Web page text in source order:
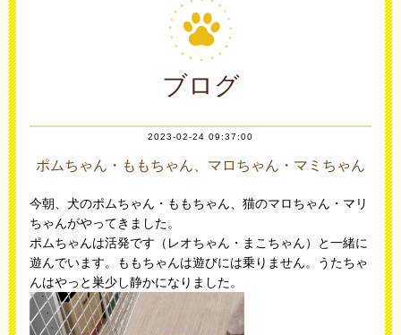
ブログ
2023-02-24 09:37:00
ポムちゃん・ももちゃん、マロちゃん・マミちゃん
今朝、犬のポムちゃん・ももちゃん、猫のマロちゃん・マリ
ちゃんがやってきました。
ポムちゃんは活発です（レオちゃん・まこちゃん）と一緒に
遊んでいます。ももちゃんは遊びには乗りません。うたちゃ
んはやっと巣少し静かになりました。